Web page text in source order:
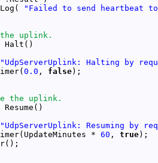
"Failed to send heartbeat
"UdpServerUplink: Halting by
0.0 , false
"UdpServerUplink: Resuming by
*
60 , true